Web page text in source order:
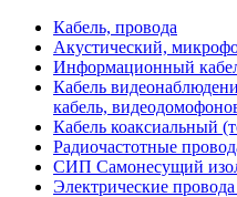
Кабель, провода
Акустический,
Информационный
Кабель
кабель,
Кабель коаксиальный
Радиочастотные
СИП Самонесущий
Электрические